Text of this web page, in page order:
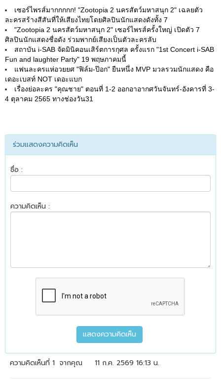
เซอร์ไพรส์มากกกกก! "Zootopia 2 นครสัตว์มหาสนุก 2" เฉลยตัว
ละครสร้างสีสันที่ให้เสียงไทยโดยศิลปินนักแสดงดังทั้ง 7
"Zootopia 2 นครสัตว์มหาสนุก 2" เซอร์ไพรส์ครั้งใหญ่ เปิดตัว 7
ศิลปินนักแสดงชื่อดัง ร่วมพากย์เสียงเป็นตัวละครลับ
สถาบัน i-SAB จัดมินิคอนเสิร์ตการกุศล ครั้งแรก "1st Concert i-SAB
Fun and laughter Party" 19 พฤษภาคมนี้
แฟนละครแห่อวยยศ "ฟิล์ม-ป๊อก" ยืนหนึ่ง MVP มวลรวมนักแสดง คือ
เดอะเบสท์ NOT เดอะแบก
เรื่องย่อละคร "คุณชาย" ตอนที่ 1-2 ออกอาอากศวันจันทร์-อังคารที่ 3-
4 ตุลาคม 2565 ทางช่องวัน31
ร่วมแสดงความคิดเห็น
ชื่อ :
ความคิดเห็น :
ความคิดเห็นที่ 1 จากคุณ 11 ก.ค. 2569 16:13 น.